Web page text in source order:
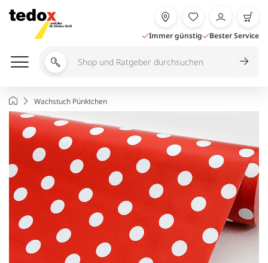
Inhalt
springen
Immer günstig Bester Service
Shop
StartseiteWachstuch Pünktchen